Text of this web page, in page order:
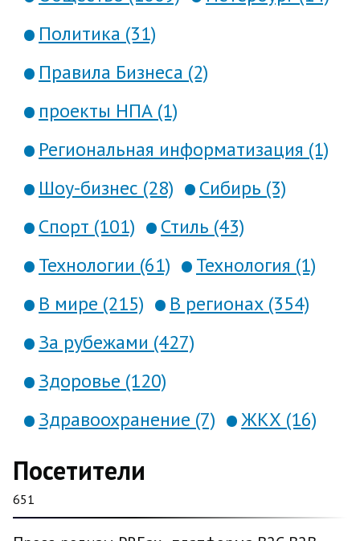
Политика (31)
Правила Бизнеса (2)
проекты НПА (1)
Региональная информатизация (1)
Шоу-бизнес (28)
Сибирь (3)
Спорт (101)
Стиль (43)
Технологии (61)
Технология (1)
В мире (215)
В регионах (354)
За рубежами (427)
Здоровье (120)
Здравоохранение (7)
ЖКХ (16)
Посетители
651